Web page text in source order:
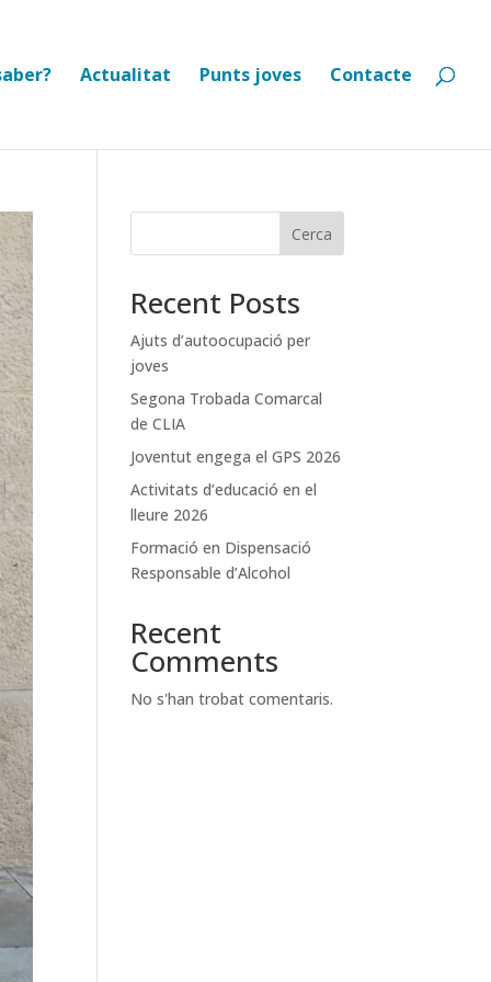
Actualitat Punts joves Contacte
Cerca
Recent Posts
Ajuts d’autoocupació per
joves
Segona Trobada Comarcal
de CLIA
Joventut engega el GPS 2026
Activitats d’educació en el
lleure 2026
Formació en Dispensació
Responsable d’Alcohol
Recent
Comments
No s'han trobat comentaris.